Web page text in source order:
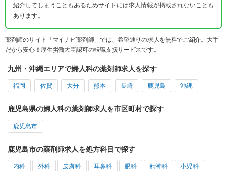
紹介してしまうこともあるためサイトには求人情報が掲載されないことも
あります。
薬剤師のサイト「マイナビ薬剤師」では、希望通りの求人を無料でご紹介。大手
だから安心！厚生労働大臣認可の転職支援サービスです。
九州・沖縄エリアで婦人科の薬剤師求人を探す
福岡 佐賀 大分 熊本 長崎 鹿児島 沖縄
鹿児島県の婦人科の薬剤師求人を市区町村で探す
鹿児島市
鹿児島市の薬剤師求人を処方科目で探す
内科 外科 皮膚科 耳鼻科 眼科 精神科 小児科